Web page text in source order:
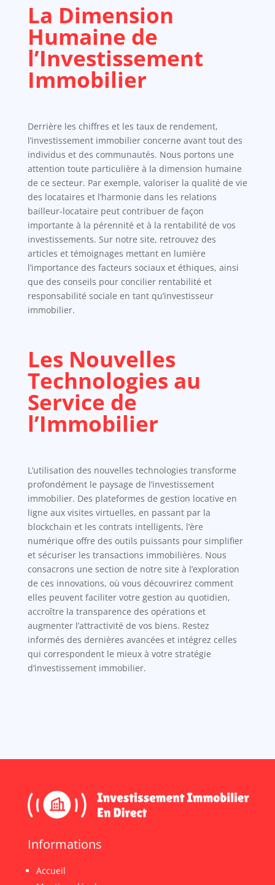
La Dimension
Humaine de
l’Investissement
Immobilier
Derrière les chiffres et les taux de rendement,
l’investissement immobilier concerne avant tout des
individus et des communautés. Nous portons une
attention toute particulière à la dimension humaine
de ce secteur. Par exemple, valoriser la qualité de vie
des locataires et l’harmonie dans les relations
bailleur-locataire peut contribuer de façon
importante à la pérennité et à la rentabilité de vos
investissements. Sur notre site, retrouvez des
articles et témoignages mettant en lumière
l’importance des facteurs sociaux et éthiques, ainsi
que des conseils pour concilier rentabilité et
responsabilité sociale en tant qu’investisseur
immobilier.
Les Nouvelles
Technologies au
Service de
l’Immobilier
L’utilisation des nouvelles technologies transforme
profondément le paysage de l’investissement
immobilier. Des plateformes de gestion locative en
ligne aux visites virtuelles, en passant par la
blockchain et les contrats intelligents, l’ère
numérique offre des outils puissants pour simplifier
et sécuriser les transactions immobilières. Nous
consacrons une section de notre site à l’exploration
de ces innovations, où vous découvrirez comment
elles peuvent faciliter votre gestion au quotidien,
accroître la transparence des opérations et
augmenter l’attractivité de vos biens. Restez
informés des dernières avancées et intégrez celles
qui correspondent le mieux à votre stratégie
d’investissement immobilier.
Informations
Accueil